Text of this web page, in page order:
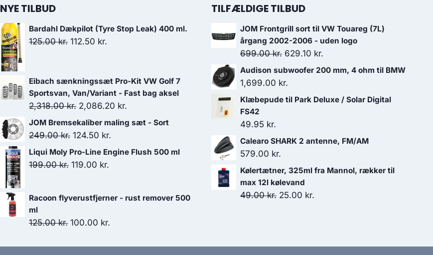
NYE TILBUD
Bardahl Dækpilot (Tyre Stop Leak) 400 ml.
125.00kr. Den
var:
125.00 kr..
112.50 kr.
er:
112.50 kr..
Eibach sænkningssæt Pro-Kit VW Golf 7
Sportsvan, Van/Variant - Fast bag aksel
2,318.00kr. Den
oprindelige
pris
2,318.00 kr..
2,086.20 kr.
aktuelle
JOM Bremsekaliber maling sæt - Sort
249.00kr. Den
oprindelige
pris
124.50 kr.
aktuelle
Liqui Moly Pro-Line Engine Flush 500 ml
199.00kr. Den
var:
199.00 kr..
119.00 kr.
er:
Racoon flyverustfjerner - rust remover 500
ml
125.00kr. Den
pris
100.00 kr.
pris
TILFÆLDIGE TILBUD
JOM Frontgrill sort til VW Touareg (7L)
årgang 2002-2006 - uden logo
699.00kr. Den
oprindelige
pris
629.10 kr.
aktuelle
629.10 kr..
Audison subwoofer 200 mm, 4 ohm til BMW
1,699.00 kr.
Klæbepude til Park Deluxe / Solar Digital
FS42
49.95 kr.
Calearo SHARK 2 antenne, FM/AM
579.00 kr.
Kølertætner, 325ml fra Mannol, rækker til
max 12l kølevand
49.00kr. Den
49.00 kr..
25.00 kr.
25.00 kr..